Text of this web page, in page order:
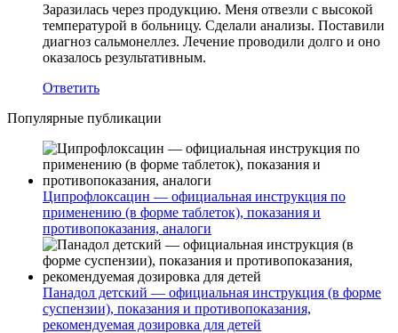
Заразилась через продукцию. Меня отвезли с высокой
температурой в больницу. Сделали анализы. Поставили
диагноз сальмонеллез. Лечение проводили долго и оно
оказалось результативным.
Ответить
Популярные публикации
Ципрофлоксацин — официальная инструкция по
применению (в форме таблеток), показания и
противопоказания, аналоги
Панадол детский — официальная инструкция (в форме
суспензии), показания и противопоказания,
рекомендуемая дозировка для детей